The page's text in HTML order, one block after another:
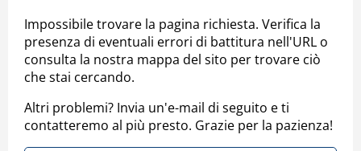
Impossibile trovare la pagina richiesta. Verifica la
presenza di eventuali errori di battitura nell'URL o
consulta la nostra mappa del sito per trovare ciò
che stai cercando.
Altri problemi? Invia un'e-mail di seguito e ti
contatteremo al più presto. Grazie per la pazienza!